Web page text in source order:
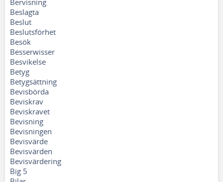
Bervisning
Beslagta
Beslut
Beslutsförhet
Besök
Besserwisser
Besvikelse
Betyg
Betygsättning
Bevisbörda
Beviskrav
Beviskravet
Bevisning
Bevisningen
Bevisvärde
Bevisvärden
Bevisvärdering
Big 5